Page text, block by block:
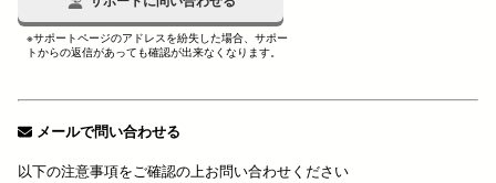
※サポートページのアドレスを紛失した場合、サポー
トからの返信があっても確認が出来なくなります。
メールで問い合わせる
以下の注意事項をご確認の上お問い合わせください